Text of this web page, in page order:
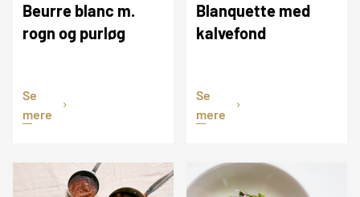
Beurre blanc m.
rogn og purløg
Se
mere
Blanquette med
kalvefond
Se
mere